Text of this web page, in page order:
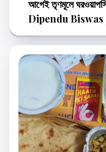
আগেই তৃণমূলে
Dipendu